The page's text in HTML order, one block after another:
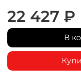
22 427 ₽
В